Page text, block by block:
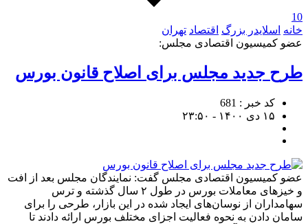
10
خانه اسلایدر بزرگ اقتصاد تهران
عضو کمیسیون اقتصادی مجلس:
طرح جدید مجلس برای اصلاح قانون بورس
کد خبر : 681
۱۵ دی ۱۴۰۰ - ۲۳:۵۰
عضو کمیسیون اقتصادی مجلس گفت: نمایندگان مجلس بعد از افت
و خیزهای معاملات بورس در طول ۲ سال گذشته و ترس
سهامداران از نوسان‌های ایجاد شده در این بازار، طرحی را برای
سامان دادن به نحوه فعالیت اجزای مختلف بورس ارائه دادند تا